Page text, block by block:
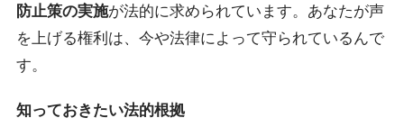
防止策の実施が法的に求められています。あなたが声
を上げる権利は、今や法律によって守られているんで
す。
知っておきたい法的根拠